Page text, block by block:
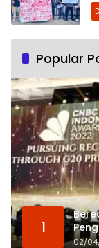
Popular
1
02/